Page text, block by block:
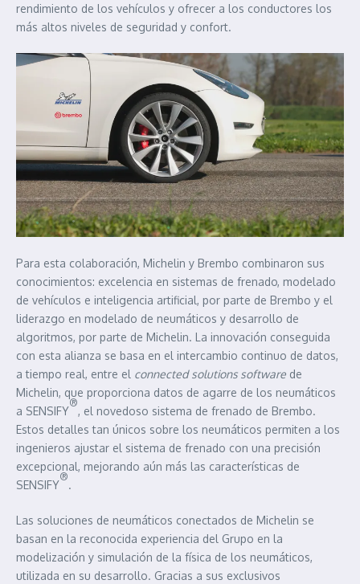
rendimiento de los vehículos y ofrecer a los conductores los
más altos niveles de seguridad y confort.
Para esta colaboración, Michelin y Brembo combinaron sus
conocimientos: excelencia en sistemas de frenado, modelado
de vehículos e inteligencia artificial, por parte de Brembo y el
liderazgo en modelado de neumáticos y desarrollo de
algoritmos, por parte de Michelin. La innovación conseguida
con esta alianza se basa en el intercambio continuo de datos,
a tiempo real, entre el connected solutions software de
Michelin, que proporciona datos de agarre de los neumáticos
a SENSIFY
®
, el novedoso sistema de frenado de Brembo.
Estos detalles tan únicos sobre los neumáticos permiten a los
ingenieros ajustar el sistema de frenado con una precisión
excepcional, mejorando aún más las características de
SENSIFY
®
.
Las soluciones de neumáticos conectados de Michelin se
basan en la reconocida experiencia del Grupo en la
modelización y simulación de la física de los neumáticos,
utilizada en su desarrollo. Gracias a sus exclusivos